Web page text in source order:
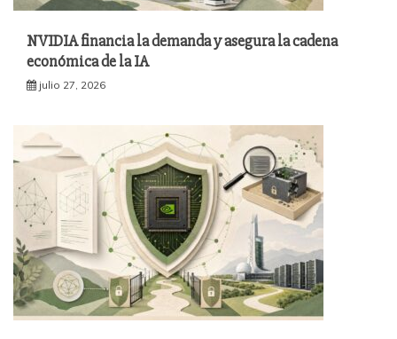
NVIDIA financia la demanda y asegura la cadena
económica de la IA
julio 27, 2026